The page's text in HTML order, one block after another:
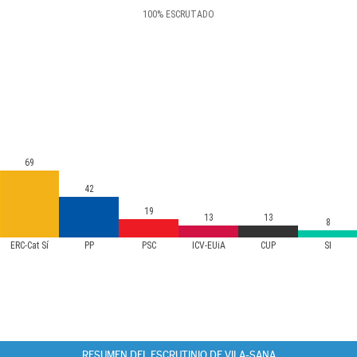
100% ESCRUTADO
ERC-Cat Sí PP PSC ICV-EUiA CUP SI
69
42
19
13 13 8